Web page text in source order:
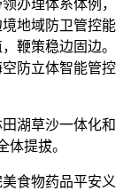
办理体系体例，
地域防卫管控能
鞭策稳边固边。
防立体智能管控
湖草沙一体化和
体提拔。
食物药品平安义